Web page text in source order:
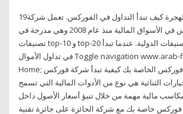
19‏‏/2‏‏/1442 بعد الهجرة كيف تبدأ التداول في الفوركس. تعمل شركة
الوساطة نورد فوركس في الأسواق المالية منذ عام 2008 وهي مدرجة في
تصنيفات top-10 و top-20 من العديد من التصنيفات الدولية. عندما تبدأ
في تداول الأموال Toggle navigation www.arab-finance-news.com.
Home; كيف تبدأ شركة فوركس الخاصة بك كيفية تبدأ شركة فوركس
الثنائية هي نوع من الأدوات المالية التي تسمح
مالية مهمة من خلال تنبؤ أسعار الأصول داخل
خاصة بك مع شركة الحائزة على جائزة تقنية